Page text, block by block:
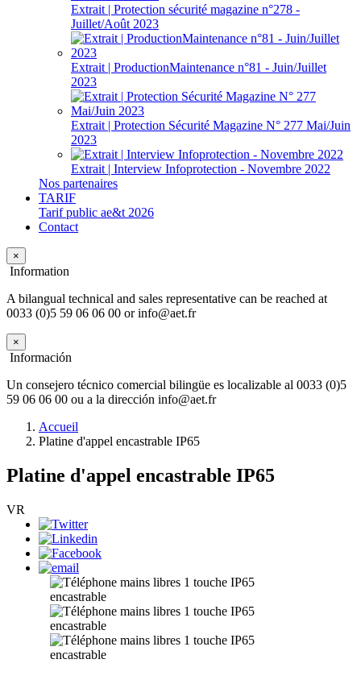
Extrait | Protection sécurité magazine n°278 -
Juillet/Août 2023
Extrait | ProductionMaintenance n°81 - Juin/Juillet
2023
Extrait | Protection Sécurité Magazine N° 277 Mai/Juin
2023
Extrait | Interview Infoprotection - Novembre 2022
Nos partenaires
TARIF
Tarif public ae&t 2026
Contact
×
Information
A bilangual technical and sales representative can be reached at
0033 (0)5 59 06 06 00 or info@aet.fr
×
Información
Un consejero técnico comercial bilingüe es localizable al 0033 (0)5
59 06 06 00 ou a la dirección info@aet.fr
Accueil
Platine d'appel encastrable IP65
Platine d'appel encastrable IP65
VR